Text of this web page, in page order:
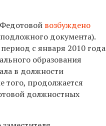
возбуждено
документа).
с января 2010 года
образования
в должности
того, продолжается
должностных